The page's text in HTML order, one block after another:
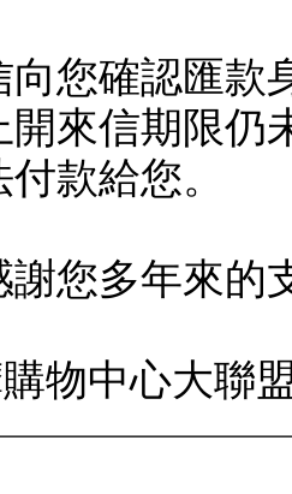
向您確認匯款
開來信期限仍
款給您。
謝您多年來的
購物中心大